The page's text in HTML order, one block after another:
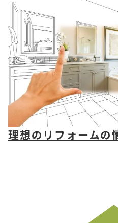
理想のリフォームの